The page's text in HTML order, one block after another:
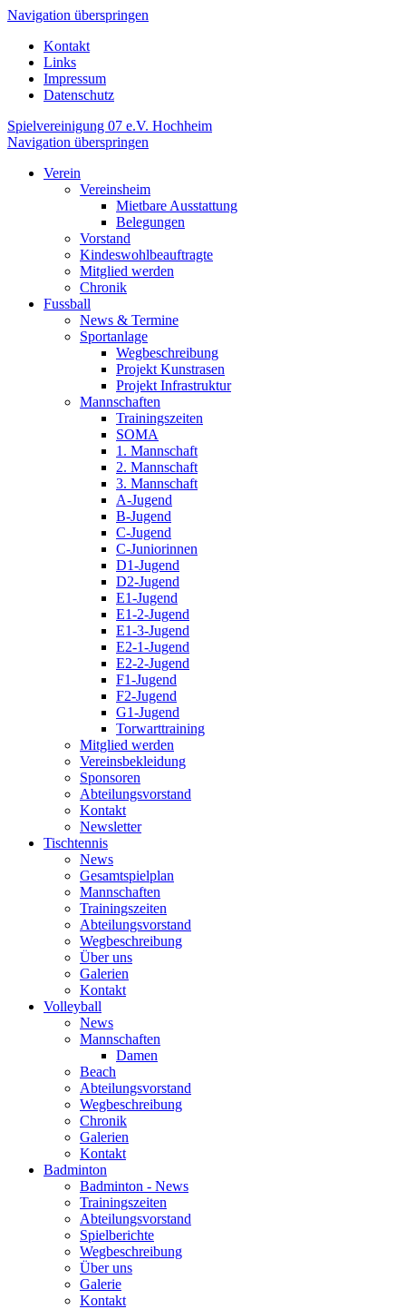
Navigation überspringen
Kontakt
Links
Impressum
Datenschutz
Spielvereinigung 07 e.V. Hochheim
Navigation überspringen
Verein
Vereinsheim
Mietbare Ausstattung
Belegungen
Vorstand
Kindeswohlbeauftragte
Mitglied werden
Chronik
Fussball
News & Termine
Sportanlage
Wegbeschreibung
Projekt Kunstrasen
Projekt Infrastruktur
Mannschaften
Trainingszeiten
SOMA
1. Mannschaft
2. Mannschaft
3. Mannschaft
A-Jugend
B-Jugend
C-Jugend
C-Juniorinnen
D1-Jugend
D2-Jugend
E1-Jugend
E1-2-Jugend
E1-3-Jugend
E2-1-Jugend
E2-2-Jugend
F1-Jugend
F2-Jugend
G1-Jugend
Torwarttraining
Mitglied werden
Vereinsbekleidung
Sponsoren
Abteilungsvorstand
Kontakt
Newsletter
Tischtennis
News
Gesamtspielplan
Mannschaften
Trainingszeiten
Abteilungsvorstand
Wegbeschreibung
Über uns
Galerien
Kontakt
Volleyball
News
Mannschaften
Damen
Beach
Abteilungsvorstand
Wegbeschreibung
Chronik
Galerien
Kontakt
Badminton
Badminton - News
Trainingszeiten
Abteilungsvorstand
Spielberichte
Wegbeschreibung
Über uns
Galerie
Kontakt